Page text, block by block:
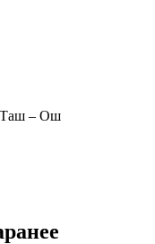
Таш – Ош